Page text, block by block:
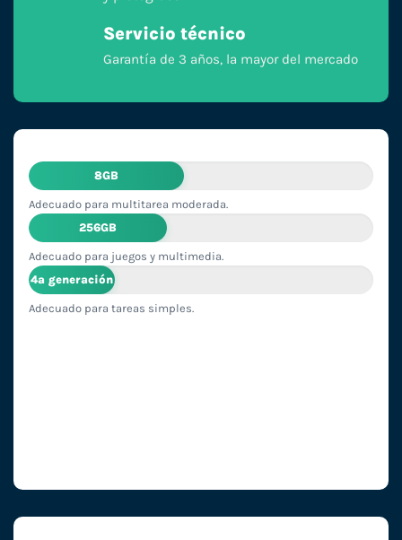
Servicio técnico
Garantía de 3 años, la mayor del mercado
8GB
Adecuado para multitarea moderada.
256GB
Adecuado para juegos y multimedia.
4ª generación
Adecuado para tareas simples.